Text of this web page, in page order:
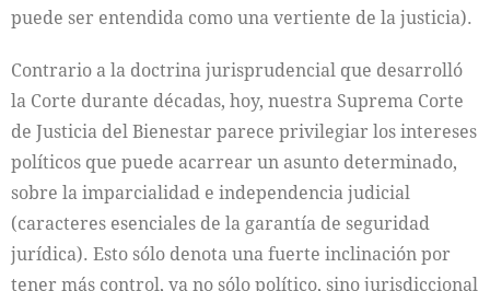
puede ser entendida como una vertiente de la justicia).
Contrario a la doctrina jurisprudencial que desarrolló
la Corte durante décadas, hoy, nuestra Suprema Corte
de Justicia del Bienestar parece privilegiar los intereses
políticos que puede acarrear un asunto determinado,
sobre la imparcialidad e independencia judicial
(caracteres esenciales de la garantía de seguridad
jurídica). Esto sólo denota una fuerte inclinación por
tener más control, ya no sólo político, sino jurisdiccional